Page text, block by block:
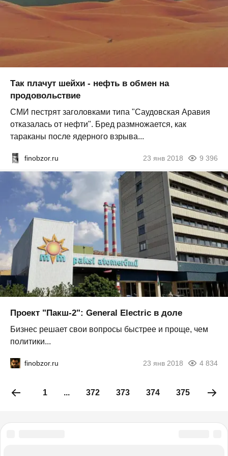
Так плачут шейхи - нефть в обмен на
продовольствие
СМИ пестрят заголовками типа "Саудовская Аравия
отказалась от нефти". Бред размножается, как
тараканы после ядерного взрыва...
finobzor.ru 23 янв 2018 9 396
Проект "Пакш-2": General Electric в доле
Бизнес решает свои вопросы быстрее и проще, чем
политики...
finobzor.ru 23 янв 2018 4 834
1 ... 372 373 374 375 376